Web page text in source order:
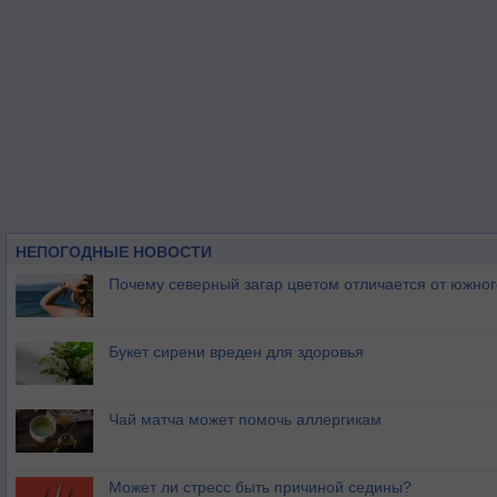
НЕПОГОДНЫЕ НОВОСТИ
Почему северный загар цветом отличается от
Букет сирени вреден для здоровья
Чай матча может помочь аллергикам
Может ли стресс быть причиной седины?